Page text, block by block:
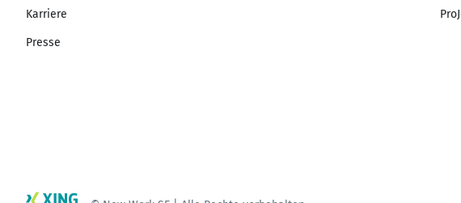
Karriere
Presse